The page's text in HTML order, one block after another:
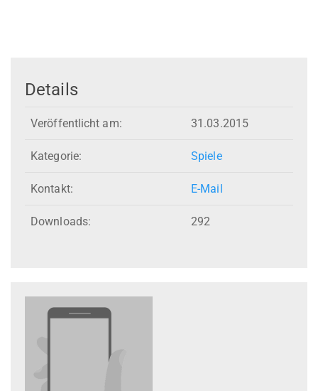
Details
Veröffentlicht am: 31.03.2015
Kategorie: Spiele
Kontakt: E-Mail
Downloads: 292